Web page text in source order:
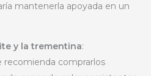
mantenerla apoyada en un
y la trementina:
recomienda comprarlos